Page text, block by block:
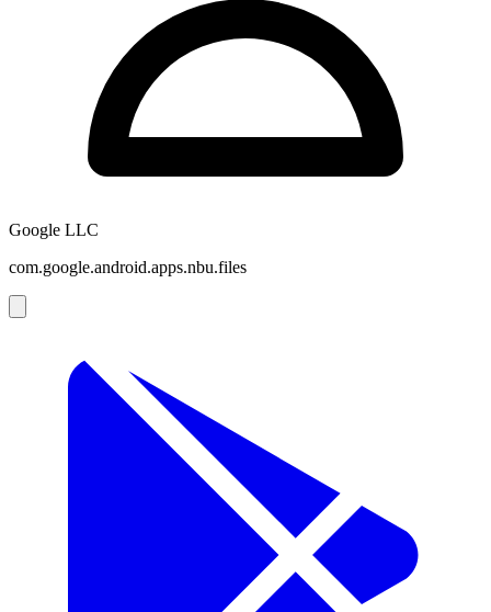
Google LLC
com.google.android.apps.nbu.files